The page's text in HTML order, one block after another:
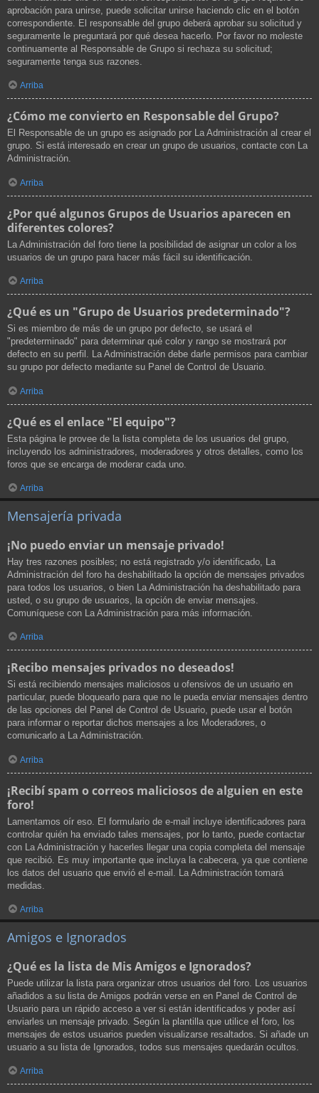
aprobación para unirse, puede solicitar unirse haciendo clic en el botón
correspondiente. El responsable del grupo deberá aprobar su solicitud y
seguramente le preguntará por qué desea hacerlo. Por favor no moleste
continuamente al Responsable de Grupo si rechaza su solicitud;
seguramente tenga sus razones.
Arriba
¿Cómo me convierto en Responsable del Grupo?
El Responsable de un grupo es asignado por La Administración al crear el
grupo. Si está interesado en crear un grupo de usuarios, contacte con La
Administración.
Arriba
¿Por qué algunos Grupos de Usuarios aparecen en
diferentes colores?
La Administración del foro tiene la posibilidad de asignar un color a los
usuarios de un grupo para hacer más fácil su identificación.
Arriba
¿Qué es un "Grupo de Usuarios predeterminado"?
Si es miembro de más de un grupo por defecto, se usará el
"predeterminado" para determinar qué color y rango se mostrará por
defecto en su perfil. La Administración debe darle permisos para cambiar
su grupo por defecto mediante su Panel de Control de Usuario.
Arriba
¿Qué es el enlace "El equipo"?
Esta página le provee de la lista completa de los usuarios del grupo,
incluyendo los administradores, moderadores y otros detalles, como los
foros que se encarga de moderar cada uno.
Arriba
Mensajería privada
¡No puedo enviar un mensaje privado!
Hay tres razones posibles; no está registrado y/o identificado, La
Administración del foro ha deshabilitado la opción de mensajes privados
para todos los usuarios, o bien La Administración ha deshabilitado para
usted, o su grupo de usuarios, la opción de enviar mensajes.
Comuníquese con La Administración para más información.
Arriba
¡Recibo mensajes privados no deseados!
Si está recibiendo mensajes maliciosos u ofensivos de un usuario en
particular, puede bloquearlo para que no le pueda enviar mensajes dentro
de las opciones del Panel de Control de Usuario, puede usar el botón
para informar o reportar dichos mensajes a los Moderadores, o
comunicarlo a La Administración.
Arriba
¡Recibí spam o correos maliciosos de alguien en este
foro!
Lamentamos oír eso. El formulario de e-mail incluye identificadores para
controlar quién ha enviado tales mensajes, por lo tanto, puede contactar
con La Administración y hacerles llegar una copia completa del mensaje
que recibió. Es muy importante que incluya la cabecera, ya que contiene
los datos del usuario que envió el e-mail. La Administración tomará
medidas.
Arriba
Amigos e Ignorados
¿Qué es la lista de Mis Amigos e Ignorados?
Puede utilizar la lista para organizar otros usuarios del foro. Los usuarios
añadidos a su lista de Amigos podrán verse en en Panel de Control de
Usuario para un rápido acceso a ver si están identificados y poder así
enviarles un mensaje privado. Según la plantilla que utilice el foro, los
mensajes de estos usuarios pueden visualizarse resaltados. Si añade un
usuario a su lista de Ignorados, todos sus mensajes quedarán ocultos.
Arriba